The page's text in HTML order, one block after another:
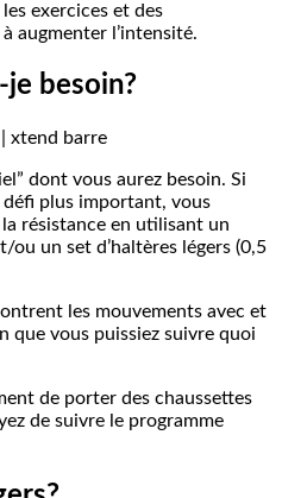
exercices et des
augmenter l’intensité.
besoin?
dont vous aurez besoin. Si
défi plus important, vous
résistance en utilisant un
ou un set d’haltères légers (0,5
les mouvements avec et
que vous puissiez suivre quoi
de porter des chaussettes
de suivre le programme